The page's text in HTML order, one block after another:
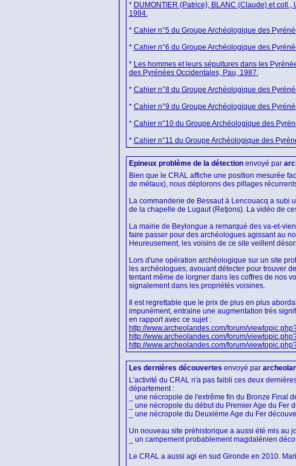
* DUMONTIER (Patrice}, BLANC (Claude) et
1984.
* Cahier n°5 du Groupe Archéologique des
* Cahier n°6 du Groupe Archéologique des
* Les hommes et leurs sépultures dans les
des Pyrénées Occidentales, Pau, 1987.
* Cahier n°8 du Groupe Archéologique des
* Cahier n°9 du Groupe Archéologique des
* Cahier n°10 du Groupe Archéologique des
* Cahier n°11 du Groupe Archéologique des
Epineux problème de la détectionenvoyé par
Bien que le CRAL affiche une position mesurée
de métaux), nous déplorons des pillages
La commanderie de Bessaut à Lencouacq a subi
de la chapelle de Lugaut (Retjons). La vidéo de
La mairie de Beylongue a remarqué des va-et-
faire passer pour des archéologues agissant au
Heureusement, les voisins de ce site veillent
Lors d'une opération archéologique sur un site
les archéologues, avouant détecter pour trouver
tentant même de lorgner dans les coffres de nos
signalement dans les propriétés voisines.
Il est regrettable que le prix de plus en plus
impunément, entraine une augmentation très
en rapport avec ce sujet :
http://www.archeolandes.com/forum/
http://www.archeolandes.com/forum/
http://www.archeolandes.com/forum/
Les dernières découvertes envoyé par
L'activité du CRAL n'a pas faibli ces deux
département :
_ une nécropole de l'extrême fin du Bronze Final
_ une nécropole du début du Premier Age du Fer
_ une nécropole du Deuxième Age du Fer
Un nouveau site préhistorique a aussi été mis au
_ un campement probablement magdalénien
Le CRAL a aussi agi en sud Gironde en 2010.